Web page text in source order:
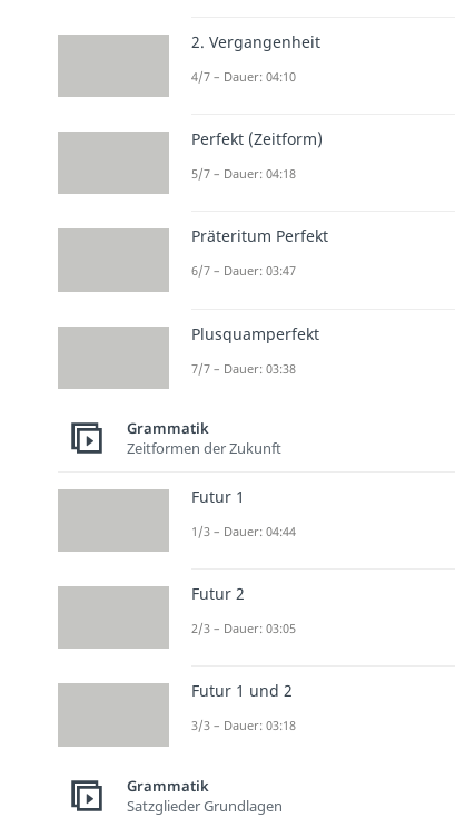
2. Vergangenheit
4/7 – Dauer: 04:10
Perfekt (Zeitform)
5/7 – Dauer: 04:18
Präteritum Perfekt
6/7 – Dauer: 03:47
Plusquamperfekt
7/7 – Dauer: 03:38
Grammatik
Zeitformen der Zukunft
Futur 1
1/3 – Dauer: 04:44
Futur 2
2/3 – Dauer: 03:05
Futur 1 und 2
3/3 – Dauer: 03:18
Grammatik
Satzglieder Grundlagen